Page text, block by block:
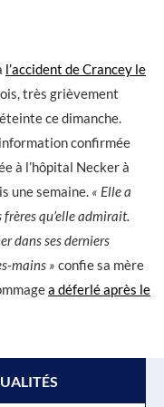
l’accident de Crancey le
très grièvement
ce dimanche.
confirmée
à l’hôpital Necker à
une semaine. « Elle a
qu’elle admirait.
dans ses derniers
mains » confie sa mère
a déferlé après le